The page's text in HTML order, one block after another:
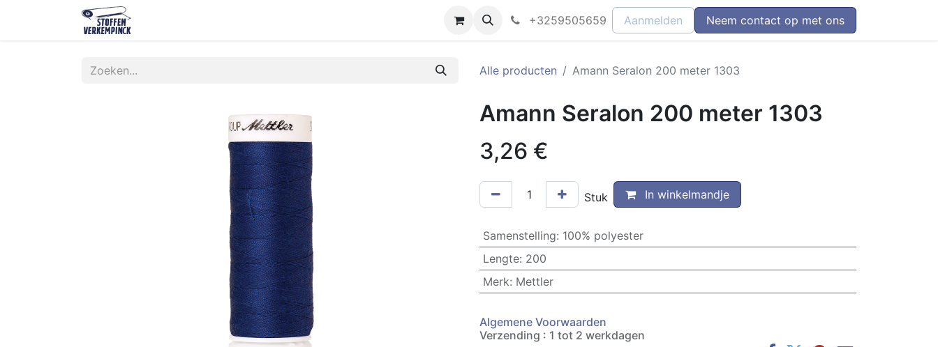
+3259505659 Aanmelden Neem contact op met ons
Alle producten Amann Seralon 200 meter 1303
Amann Seralon 200 meter 1303
3,26 €
Stuk In winkelmandje
Samenstelling: 100% polyester
Lengte: 200
Merk: Mettler
Algemene Voorwaarden
Verzending : 1 tot 2 werkdagen